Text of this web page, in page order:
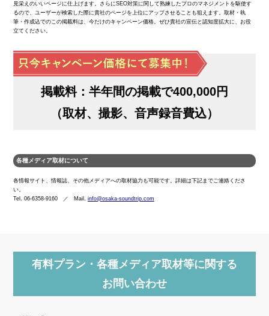
見栄えのいいページに仕上げます。さらにSEO対策に関して熟練したプロのマネジメントを駆使す
るので、ユーザーが検索した際に貴社のページを上位にアップさせることも狙えます。取材・執
筆・作成込でのこの掲載料は、今だけのキャンペーン価格。ぜひ貴社の宣伝と認知度拡大に、お役
立てください。
掲載料：半年間の掲載で400,000円
（取材、撮影、音声録音費込）
各種メディア取材について
各情報サイト、情報誌、その他メディアへの取材協力も可能です。詳細は下記までご連絡くださ
い。
Tel. 06-6358-9160 ／ Mail.info@osaka-soundtrip.com
有料プラン・各種メディア取材等に関する
お問い合わせ